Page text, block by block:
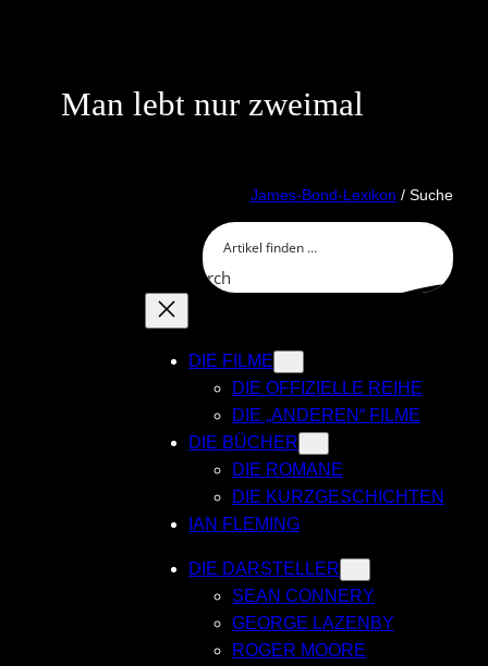
Man lebt nur zweimal
James-Bond-Lexikon / Suche
Search
DIE FILME
DIE OFFIZIELLE REIHE
DIE „ANDEREN“ FILME
DIE BÜCHER
DIE ROMANE
DIE KURZGESCHICHTEN
IAN FLEMING
DIE DARSTELLER
SEAN CONNERY
GEORGE LAZENBY
ROGER MOORE